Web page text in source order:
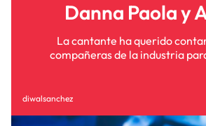
Danna Paola y
La cantante ha querido
compañeras de la industria
diwalsanchez